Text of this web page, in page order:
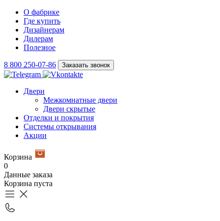
О фабрике
Где купить
Дизайнерам
Дилерам
Полезное
8 800 250-07-86 Заказать звонок
Двери
Межкомнатные двери
Двери скрытые
Отделки и покрытия
Системы открывания
Акции
Корзина
0
Данные заказа
Корзина пуста